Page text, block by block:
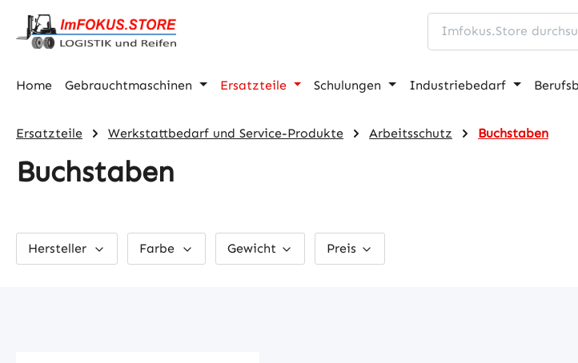
Hauptinhalt springen
Zur Suche springen
Zur Hauptnavigation springen
Home Gebrauchtmaschinen Ersatzteile Schulungen Industriebedarf
Ersatzteile Werkstattbedarf und Service-Produkte Arbeitsschutz Buchstaben
Buchstaben
Hersteller Farbe Gewicht Preis